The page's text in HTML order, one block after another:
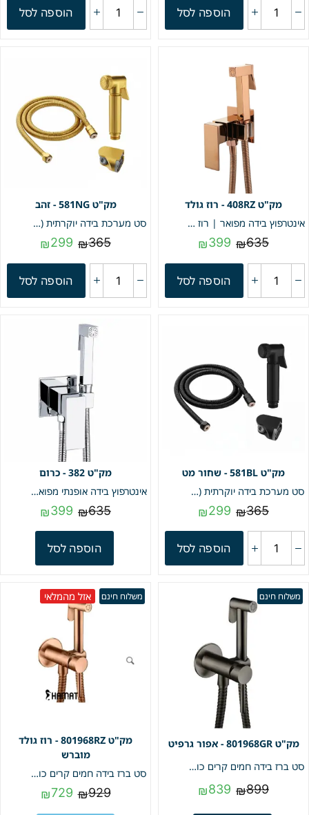
הוספה לסל הוספה לסל
408RZ - רוז גולד
אינטרפוץ בידה מפואר | רוז גולד | מק"ט 408RZ
₪635
₪399
הוספה לסל
581NG - זהב
סט מערכת בידה יוקרתית (ברז ניל צינור גמיש מתיזן ומתלה למתיזן) | זהב | מק"ט 581NG
₪365
₪299
הוספה לסל
581BL - שחור מט
סט מערכת בידה יוקרתית (ברז ניל צינור גמיש מתיזן ומתלה למתיזן) | שחור מט | מק"ט 581BL
₪365
₪299
הוספה לסל
382 - כרום
אינטרפוץ בידה אופנתי מפואר | כרום | מק"ט 382
₪635
₪399
הוספה לסל
משלוח חינם
801968GR - אפור גרפיט
סט ברז בידה חמים קרים כולל מיתז ,מתלה וצינור חמת | אפור גרפיט | מק"ט 801968GR
₪899
₪839
משלוח חינם
801968RZ - רוז גולד
מוברש
אזל מהמלאי
סט ברז בידה חמים קרים כולל מיתז ,מתלה וצינור חמת | רוז גולד מוברש | מק"ט 801968RZ
₪929
₪729